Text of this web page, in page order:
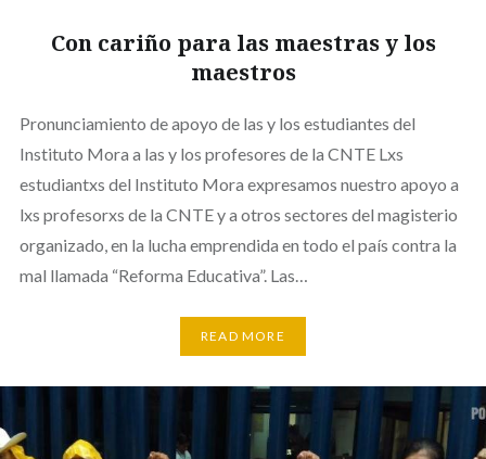
Con cariño para las maestras y los
maestros
Pronunciamiento de apoyo de las y los estudiantes del
Instituto Mora a las y los profesores de la CNTE Lxs
estudiantxs del Instituto Mora expresamos nuestro apoyo a
lxs profesorxs de la CNTE y a otros sectores del magisterio
organizado, en la lucha emprendida en todo el país contra la
mal llamada “Reforma Educativa”. Las…
READ MORE